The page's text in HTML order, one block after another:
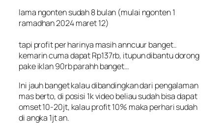
lama ngonten sudah 8 bulan (mulai ngonten 1
ramadhan 2024 maret 12)
tapi profit per harinya masih anncuur banget..
kemarin cuma dapat Rp137rb, itupun dibantu dorong
pake iklan 90rb parahh banget…
Ini jauh banget kalau dibandingkan dari pengalaman
mas berto, di posisi 1k video beliau sudah bisa dapat
omset 10-20jt, kalau profit 10% maka perhari sudah
di angka 1jt an.